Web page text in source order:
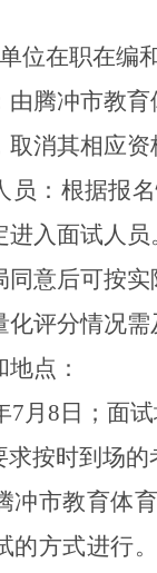
位在职在编
由腾冲市教
取消其相应资
员： 根据报
进入面试人员
同意后可按实
化评分情况需
地点：
7月 8 日；面
求按时到场
冲市教育体
的方式进行